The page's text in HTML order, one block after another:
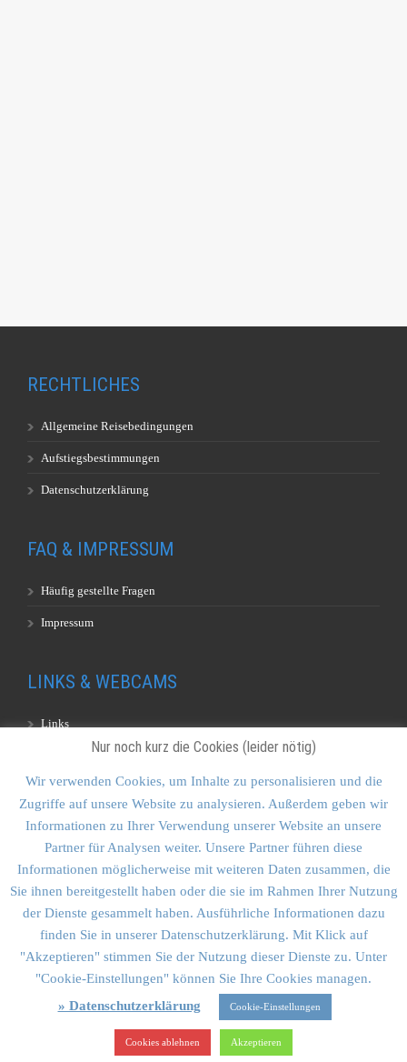
RECHTLICHES
Allgemeine Reisebedingungen
Aufstiegsbestimmungen
Datenschutzerklärung
FAQ & IMPRESSUM
Häufig gestellte Fragen
Impressum
LINKS & WEBCAMS
Links
KONTAKT & SITEMAP
Kontakt
Sitemap
Vulkankultour-BUFF®
Vulkankultour Goldstein & Schmid GbR • Planegger Str. 12A •
81241 München
Nur noch kurz die Cookies (leider nötig)
Wir verwenden Cookies, um Inhalte zu personalisieren und die
Zugriffe auf unsere Website zu analysieren. Außerdem geben wir
Informationen zu Ihrer Verwendung unserer Website an unsere
Partner für Analysen weiter. Unsere Partner führen diese
Informationen möglicherweise mit weiteren Daten zusammen, die
Sie ihnen bereitgestellt haben oder die sie im Rahmen Ihrer Nutzung
der Dienste gesammelt haben. Ausführliche Informationen dazu
finden Sie in unserer Datenschutzerklärung. Mit Klick auf
"Akzeptieren" stimmen Sie der Nutzung dieser Dienste zu. Unter
"Cookie-Einstellungen" können Sie Ihre Cookies managen.
» Datenschutzerklärung
Cookie-Einstellungen
Cookies ablehnen Akzeptieren